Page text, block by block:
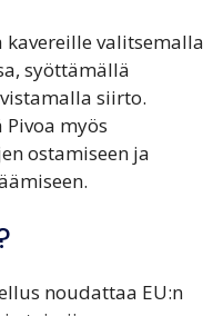
kavereille valitsemalla
syöttämällä
siirto.
myös
ostamiseen ja
noudattaa EU:n